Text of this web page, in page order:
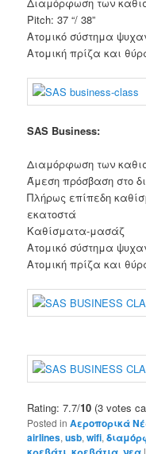
Pitch:37 “/38”
Ατομικό σύστημα
Ατομική πρίζα και
SAS Business:
Διαμόρφωση των
Άμεση πρόσβαση στο
Πλήρως επίπεδη
εκατοστά
Καθίσματα-μασάζ
Ατομικό σύστημα
Ατομική πρίζα και
Rating: 7.7/10 (3 votes
Posted in Αεροπορικά
airlines,usb,wifi,
, , |